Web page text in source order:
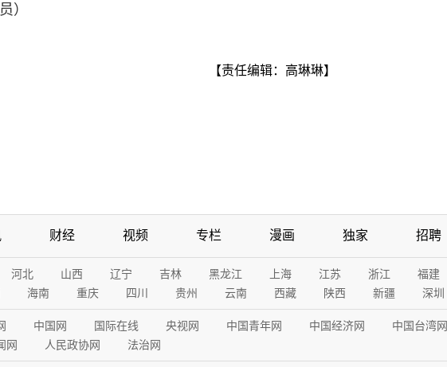
）
【责任编辑：高琳琳】
财经 视频 专栏 漫画 独家 招聘
河北 山西 辽宁 吉林 黑龙江 上海 江苏 浙江 福建
海南 重庆 四川 贵州 云南 西藏 陕西 新疆 深圳
中国网 国际在线 央视网 中国青年网 中国经济网 中国台湾网
网 人民政协网 法治网